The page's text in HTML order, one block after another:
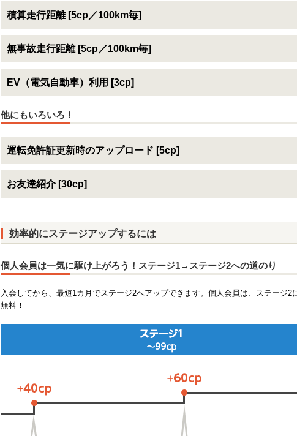
積算走行距離 [5cp／100km毎]
無事故走行距離 [5cp／100km毎]
EV（電気自動車）利用 [3cp]
他にもいろいろ！
運転免許証更新時のアップロード [5cp]
お友達紹介 [30cp]
効率的にステージアップするには
個人会員は一気に駆け上がろう！ステージ1→ステージ2への道のり
入会してから、最短1カ月でステージ2へアップできます。個人会員は、ステージ
無料！